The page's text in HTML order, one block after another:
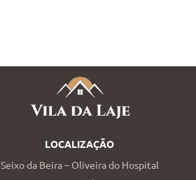
LOCALIZAÇÃO
Seixo da Beira – Oliveira do Hospital